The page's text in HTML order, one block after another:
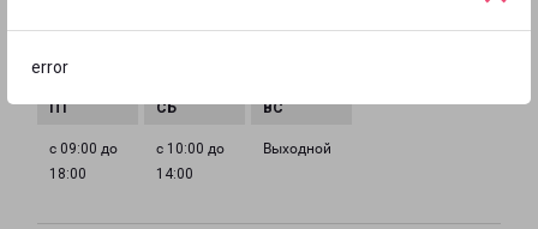
error
18:00
с 09:00 до
18:00
с 10:00 до
14:00
Выходной